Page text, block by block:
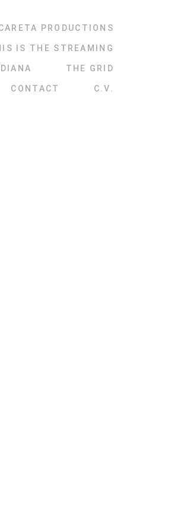
PRODUCTIONS
IS THE STREAMING
THE GRID
CONTACT C.V.